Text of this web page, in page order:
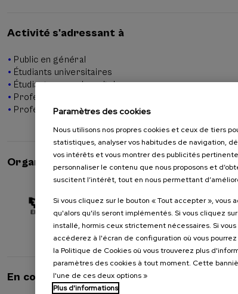
Activité s'adressant à
Public en général
Étudiants universitaires
Étudiants non universitaires
Professeurs
Professionnels
Organisée par
En collaboration avec
Paramètres des cookies
Nous utilisons nos propres cookies et ceux de tiers
statistiques, analyser vos habitudes de navigation,
vos intérêts et vous montrer des publicités
personnaliser le contenu que nous proposons et
suscitent l’intérêt, tout en nous permettant
Si vous cliquez sur le bouton « Tout accepter »,
qu'alors qu'ils seront implémentés. Si vous cliquez
installé, hormis ceux strictement nécessaires. Si
accéderez à l'écran de configuration où vous
la Politique de Cookies où vous trouverez plus
paramètres des cookies à tout moment. Cette
l'une de ces deux options »
Plus d'informations